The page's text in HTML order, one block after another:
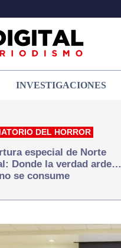
INVESTIGACIONES
DEL HORROR
especial de Norte
Donde la verdad arde…
se consume